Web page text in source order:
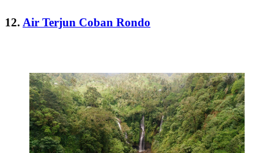
12. Air Terjun Coban Rondo